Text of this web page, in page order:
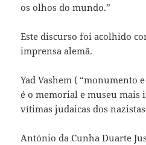
os olhos do mundo.”
Este discurso foi acolhido
imprensa alemã.
Yad Vashem ( “monumento
é o memorial e museu mais
vítimas judaicas dos
António da Cunha Duarte